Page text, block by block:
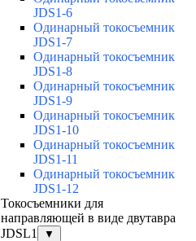
JDS1-6
Одинарный токосъемник
JDS1-7
Одинарный токосъемник
JDS1-8
Одинарный токосъемник
JDS1-9
Одинарный токосъемник
JDS1-10
Одинарный токосъемник
JDS1-11
Одинарный токосъемник
JDS1-12
Токосъемники для
направляющей в виде двутавра
JDSL1
▼